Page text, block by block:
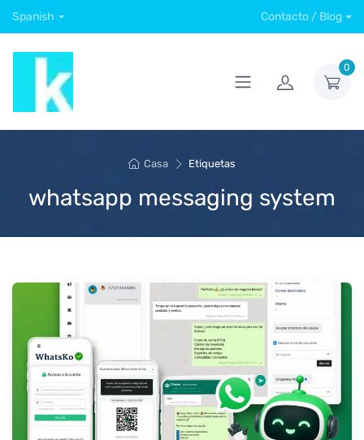
Spanish Contacto / Blog
0
Casa Etiquetas
whatsapp messaging system